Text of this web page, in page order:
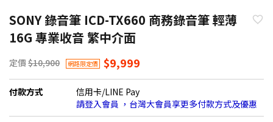
SONY 錄音筆 ICD-TX660 商務錄音筆 輕薄
16G 專業收音 繁中介面
定價 $10,900 網路限定價 $9,999
付款方式
信用卡/LINE Pay
請登入會員 ，台灣大會員享更多付款方式及優惠